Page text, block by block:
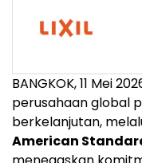
BANGKOK,11 Mei
perusahaan global
berkelanjutan,
American